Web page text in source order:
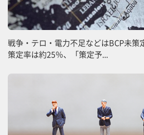
戦争・テロ・電力不足などはBCP未
策定率は約25％、「策定予...